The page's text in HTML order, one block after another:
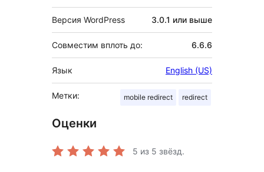
Версия WordPress 3.0.1 или выше
Совместим вплоть до: 6.6.6
Язык English (US)
Метки: mobile redirect redirect
Оценки
5 из 5 звёзд.